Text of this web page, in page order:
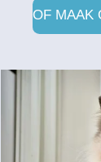
OF MAAK